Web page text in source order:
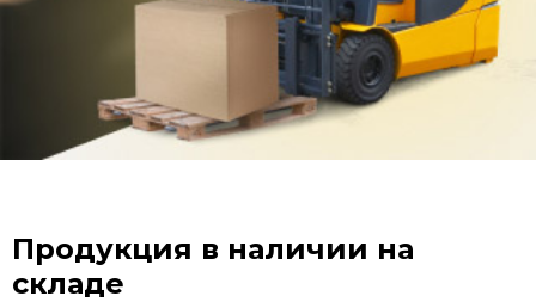
Продукция в наличии на
складе